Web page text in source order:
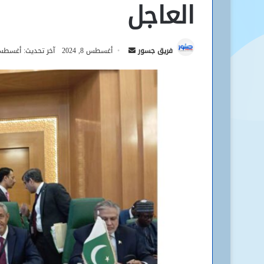
العاجل
فريق جسور
أرسل
إلكترونيا
أغسطس 8, 2024 آخر تحديث: أغسطس 8,